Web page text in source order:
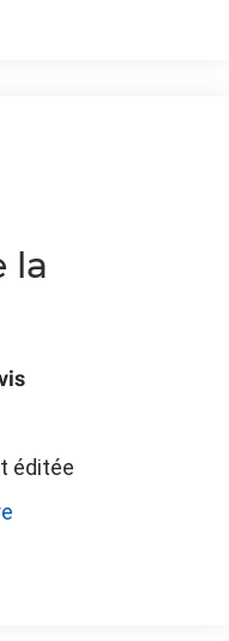
la
éditée